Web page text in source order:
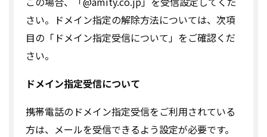
さい。ドメイン指定の解除方法については、次項
目の「ドメイン指定受信について」をご確認くだ
さい。
ドメイン指定受信について
携帯電話のドメイン指定受信をご利用されている
方は、メールを受信できるよう設定が必要です。